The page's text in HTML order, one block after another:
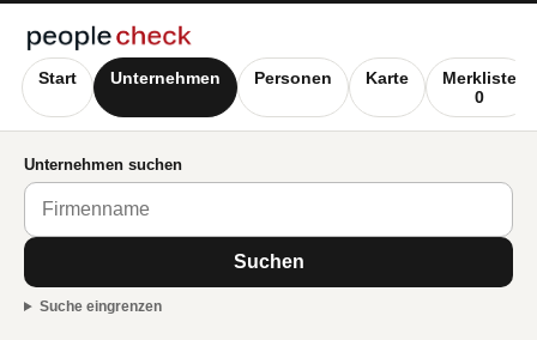
Start Unternehmen Personen Karte
Merkliste
0
Unternehmen suchen
Suchen
Suche eingrenzen